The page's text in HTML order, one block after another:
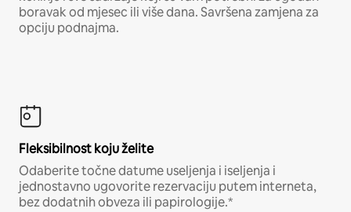
boravak od mjesec ili više dana. Savršena zamjena za
opciju podnajma.
Fleksibilnost koju želite
Odaberite točne datume useljenja i iseljenja i
jednostavno ugovorite rezervaciju putem interneta,
bez dodatnih obveza ili papirologije.*